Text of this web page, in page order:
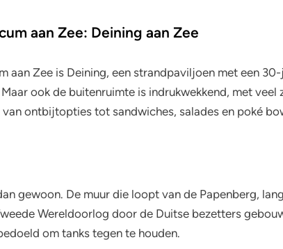
aan Zee: Deining aan Zee
aan Zee is Deining, een strandpaviljoen met een
ook de buitenruimte is indrukwekkend, met
ontbijtopties tot sandwiches, salades en poké
gewoon. De muur die loopt van de Papenberg,
Wereldoorlog door de Duitse bezetters
om tanks tegen te houden.